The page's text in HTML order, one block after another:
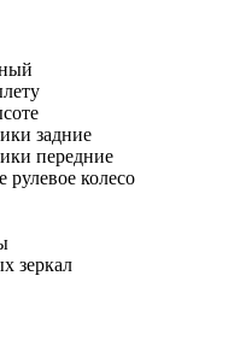
задние
передние
колесо
зеркал